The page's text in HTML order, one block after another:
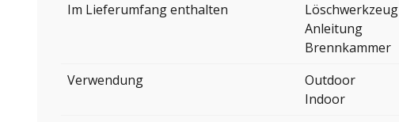
Im Lieferumfang enthalten
Löschwerkzeug
Anleitung
Brennkammer
Verwendung
Outdoor
Indoor